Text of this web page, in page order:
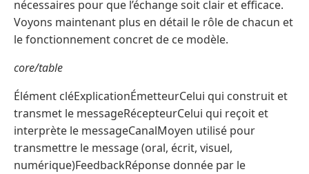
nécessaires pour que l’échange soit clair et efficace.
Voyons maintenant plus en détail le rôle de chacun et
le fonctionnement concret de ce modèle.
core/table
Élément cléExplicationÉmetteurCelui qui construit et
transmet le messageRécepteurCelui qui reçoit et
interprète le messageCanalMoyen utilisé pour
transmettre le message (oral, écrit, visuel,
numérique)FeedbackRéponse donnée par le